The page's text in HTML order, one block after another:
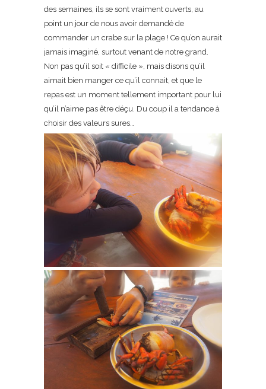
des semaines, ils se sont vraiment ouverts, au
point un jour de nous avoir demandé de
commander un crabe sur la plage ! Ce qu’on aurait
jamais imaginé, surtout venant de notre grand.
Non pas qu’il soit « difficile », mais disons qu’il
aimait bien manger ce qu’il connait, et que le
repas est un moment tellement important pour lui
qu’il n’aime pas être déçu. Du coup il a tendance à
choisir des valeurs sures…